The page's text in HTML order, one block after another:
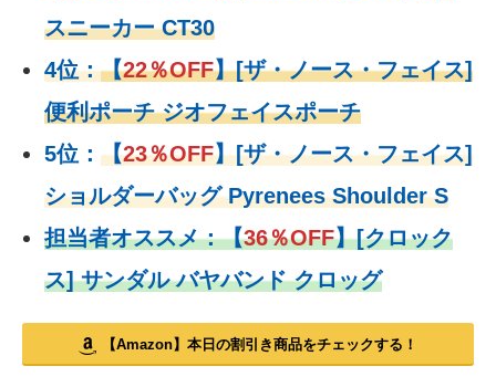
スニーカー CT30
4位：【22％OFF】[ザ・ノース・フェイス]
便利ポーチ ジオフェイスポーチ
5位： 【23％OFF】[ザ・ノース・フェイス]
ショルダーバッグ Pyrenees Shoulder S
担当者オススメ：【36％OFF】[クロック
ス] サンダル バヤバンド クロッグ
【Amazon】本日の割引き商品をチェックする！